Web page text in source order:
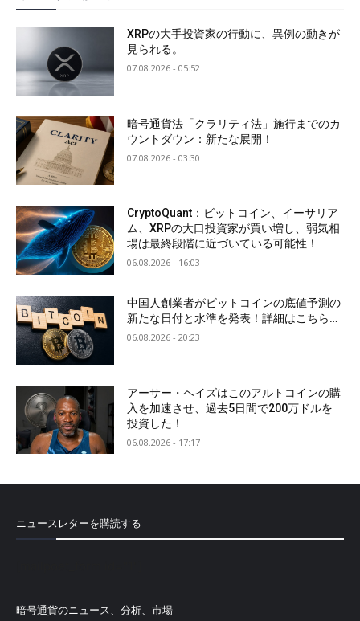
XRPの大手投資家の行動に、異例の動きが
見られる。
07.08.2026 - 05:52
暗号通貨法「クラリティ法」施行までのカ
ウントダウン：新たな展開！
07.08.2026 - 03:30
CryptoQuant：ビットコイン、イーサリア
ム、XRPの大口投資家が買い増し、弱気相
場は最終段階に近づいている可能性！
06.08.2026 - 16:03
中国人創業者がビットコインの底値予測の
新たな日付と水準を発表！詳細はこちら…
06.08.2026 - 20:23
アーサー・ヘイズはこのアルトコインの購
入を加速させ、過去5日間で200万ドルを
投資した！
06.08.2026 - 17:17
ニュースレターを購読する
暗号通貨のニュース、分析、市場